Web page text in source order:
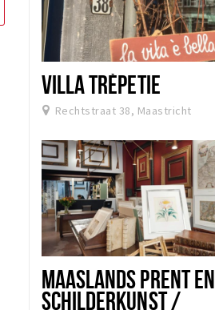
VILLA TRÈPETIE
Rechtstraat 38, Maastricht
MAASLANDS PRENT EN
SCHILDERKUNST /